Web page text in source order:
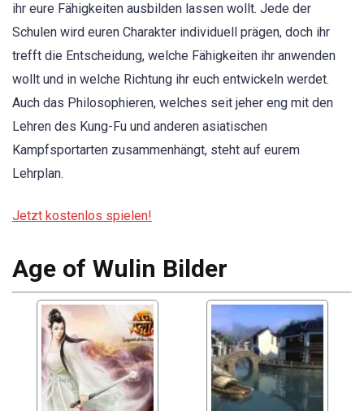
ihr eure Fähigkeiten ausbilden lassen wollt. Jede der
Schulen wird euren Charakter individuell prägen, doch ihr
trefft die Entscheidung, welche Fähigkeiten ihr anwenden
wollt und in welche Richtung ihr euch entwickeln werdet.
Auch das Philosophieren, welches seit jeher eng mit den
Lehren des Kung-Fu und anderen asiatischen
Kampfsportarten zusammenhängt, steht auf eurem
Lehrplan.
Jetzt kostenlos spielen!
Age of Wulin Bilder